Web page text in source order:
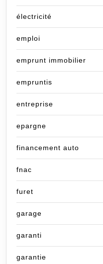
électricité
emploi
emprunt immobilier
empruntis
entreprise
epargne
financement auto
fnac
furet
garage
garanti
garantie